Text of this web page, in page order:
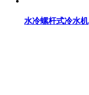
水冷螺杆式冷水机